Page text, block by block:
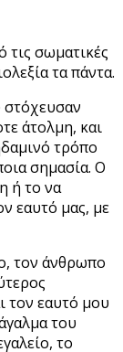
σωματικές
τα πάντα.
στόχευσαν
άτολμη, και
τρόπο
σημασία. Ο
ή το να
εαυτό μας, με
τον άνθρωπο
τον εαυτό μου
του
το